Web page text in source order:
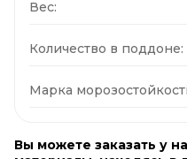
Вес:
Количество в поддоне:
Марка
Вы можете заказать у